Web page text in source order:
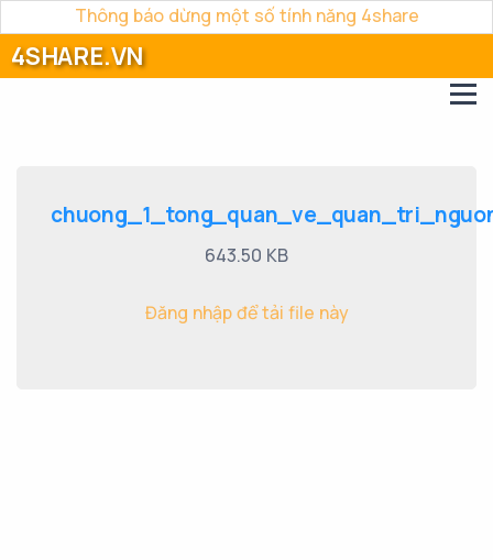
Thông báo dừng một số tính năng 4share
4SHARE.VN
643.50 KB
Đăng nhập để tải file này